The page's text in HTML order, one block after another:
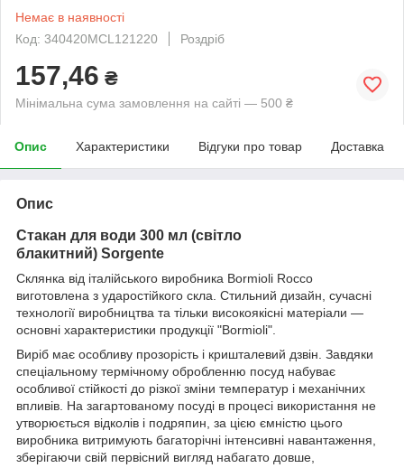
Немає в наявності
Код: 340420MCL121220
Роздріб
157,46 ₴
Мінімальна сума замовлення на сайті — 500 ₴
Опис Характеристики Відгуки про товар Доставка
Опис
Стакан для води 300 мл (світло
блакитний) Sorgente
Склянка від італійського виробника Bormioli Rocco
виготовлена з ударостійкого скла. Стильний дизайн, сучасні
технології виробництва та тільки високоякісні матеріали —
основні характеристики продукції "Bormioli".
Виріб має особливу прозорість і кришталевий дзвін. Завдяки
спеціальному термічному обробленню посуд набуває
особливої стійкості до різкої зміни температур і механічних
впливів. На загартованому посуді в процесі використання не
утворюється відколів і подряпин, за цією ємністю цього
виробника витримують багаторічні інтенсивні навантаження,
зберігаючи свій первісний вигляд набагато довше,